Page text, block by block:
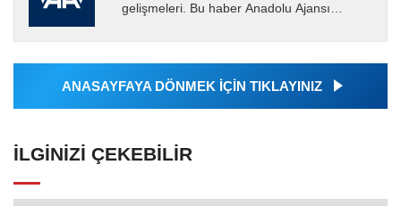
gelişmeleri. Bu haber Anadolu Ajansı
tarafından geçilen tüm...
ANASAYFAYA DÖNMEK İÇİN TIKLAYINIZ
İLGINIZI ÇEKEBILIR